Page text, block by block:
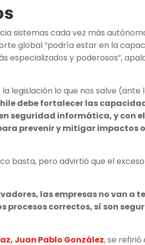
sistemas cada vez más
global “podría estar en la
especializados y poderosos”,
legislación lo que nos salve (ante
debe fortalecer las
seguridad informática, y con
prevenir y mitigar impactos
basta, pero advirtió que el
las empresas no van a
procesos correctos, sí son
az, Juan Pablo González, se refirió